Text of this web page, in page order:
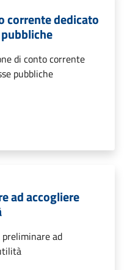
corrente dedicato
di conto corrente
pubbliche
ad accogliere
ad